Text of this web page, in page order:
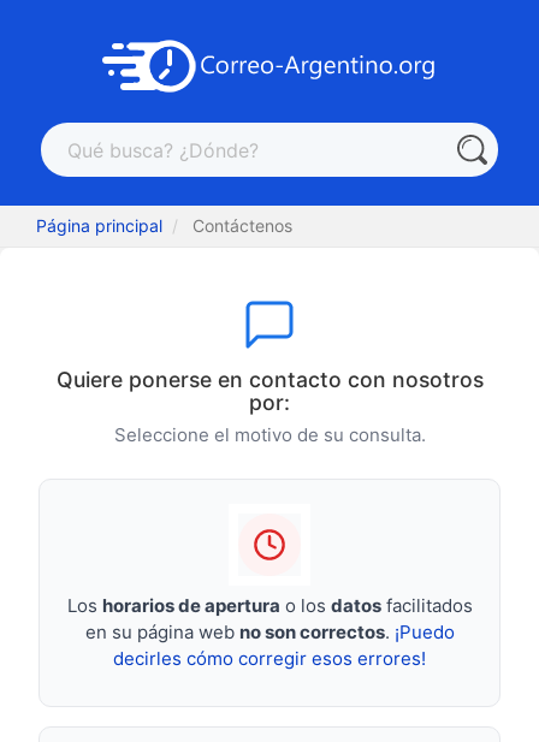
Página principal Contáctenos
Quiere ponerse en contacto con nosotros
por:
Seleccione el motivo de su consulta.
Los horarios de apertura o los datosfacilitados
en su página web no son correctos. ¡Puedo
decirles cómo corregir esos errores!